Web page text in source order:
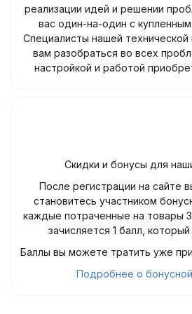
реализации идей и решении
вас один-на-один с
Специалисты нашей
вам разобраться во всех
настройкой и работой
Скидки и бонусы для
После регистрации на сайте
становитесь участником
каждые потраченные на товары
зачисляется 1 балл,
Баллы вы можете тратить уже
Подробнее о